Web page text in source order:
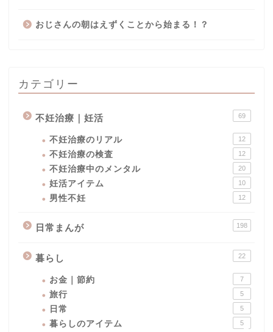
おじさんの朝はえずくことから始まる！？
カテゴリー
不妊治療｜妊活 69
不妊治療のリアル 12
不妊治療の検査 12
不妊治療中のメンタル 20
妊活アイテム 10
男性不妊 12
日常まんが 198
暮らし 22
お金｜節約 7
旅行 5
日常 5
暮らしのアイテム 5